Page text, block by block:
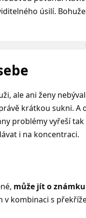
úsilí.
ale ani ženy
krátkou sukni. A
problémy vyřeší
i na koncentraci.
může jít o
v kombinaci s